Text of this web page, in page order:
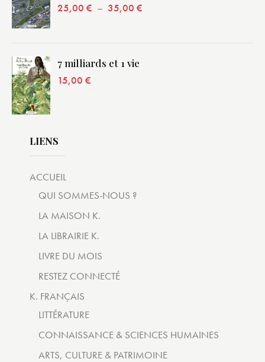
25,00 € – 35,00 €
7 milliards et 1 vie
15,00 €
LIENS
ACCUEIL
QUI SOMMES-NOUS ?
LA MAISON K.
LA LIBRAIRIE K.
LIVRE DU MOIS
RESTEZ CONNECTÉ
K. FRANÇAIS
LITTÉRATURE
CONNAISSANCE & SCIENCES HUMAINES
ARTS, CULTURE & PATRIMOINE